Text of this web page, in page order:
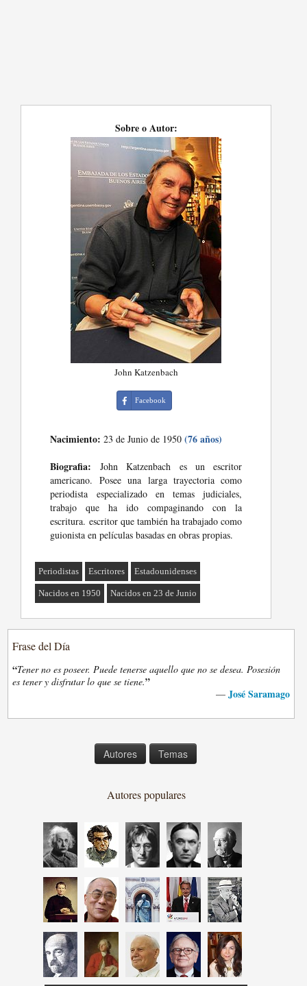
Sobre o Autor:
John Katzenbach
Facebook
Nacimiento: 23 de Junio de 1950(76 años)
Biografia: John Katzenbach es un escritor
americano. Posee una larga trayectoria como
periodista especializado en temas judiciales,
trabajo que ha ido compaginando con la
escritura. escritor que también ha trabajado como
guionista en películas basadas en obras propias.
Periodistas Escritores Estadounidenses
Nacidos en 1950 Nacidos en 23 de Junio
Frase del Día
“Tener no es poseer. Puede tenerse aquello que no se desea. Posesión
es tener y disfrutar lo que se tiene.”
— José Saramago
Autores Temas
Autores populares